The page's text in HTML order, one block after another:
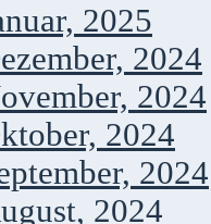
2025
2024
2024
2024
2024
2024